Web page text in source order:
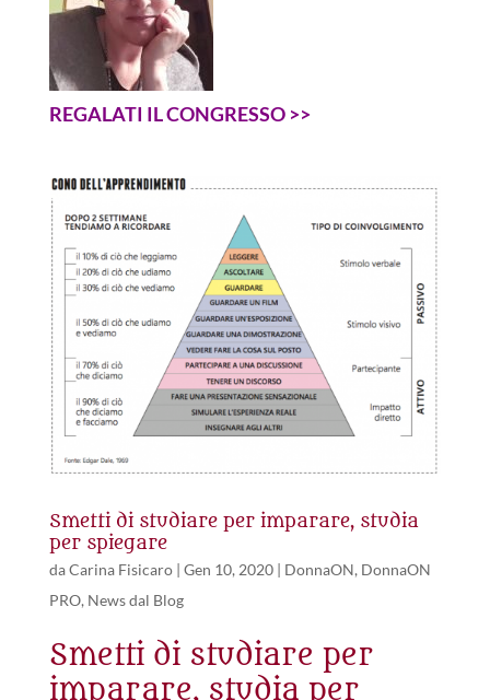
REGALATI IL CONGRESSO >>
Smetti di studiare per imparare, studia
per spiegare
daCarina Fisicaro| Gen 10, 2020| DonnaON, DonnaON
PRO, News dal Blog
Smetti di studiare per
imparare, studia per